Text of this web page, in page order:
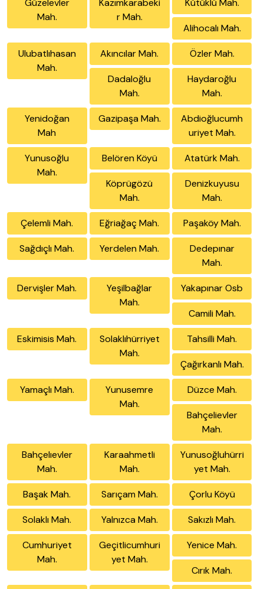
Güzelevler
Mah.
Kazımkarabeki
r Mah.
Kütüklü Mah.
Alihocalı Mah.
Ulubatlıhasan
Mah.
Akıncılar Mah. Özler Mah.
Dadaloğlu
Mah.
Haydaroğlu
Mah.
Yenidoğan
Mah
Gazipaşa Mah.
Abdioğlucumh
uriyet Mah.
Yunusoğlu
Mah.
Belören Köyü Atatürk Mah.
Köprügözü
Mah.
Denizkuyusu
Mah.
Çelemli Mah. Eğriağaç Mah. Paşaköy Mah.
Sağdıçlı Mah. Yerdelen Mah.
Dedepınar
Mah.
Dervişler Mah.
Yeşilbağlar
Mah.
Yakapınar Osb
Camili Mah.
Eskimisis Mah.
Solaklıhürriyet
Mah.
Tahsilli Mah.
Çağırkanlı Mah.
Yamaçlı Mah.
Yunusemre
Mah.
Düzce Mah.
Bahçelievler
Mah.
Bahçelıevler
Mah.
Karaahmetli
Mah.
Yunusoğluhürri
yet Mah.
Başak Mah. Sarıçam Mah. Çorlu Köyü
Solaklı Mah. Yalnızca Mah. Sakızlı Mah.
Cumhuriyet
Mah.
Geçitlicumhuri
yet Mah.
Yenice Mah.
Cırık Mah.